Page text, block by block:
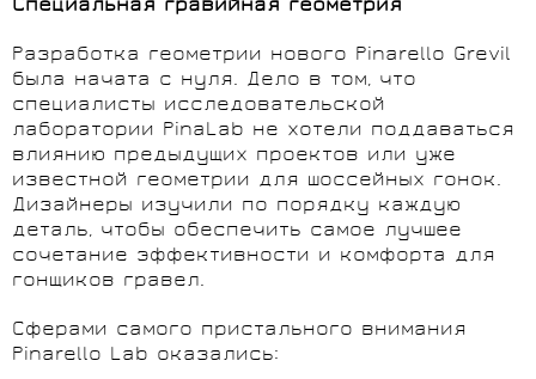
Специальная гравийная геометрия
Разработка геометрии нового Pinarello Grevil
была начата с нуля. Дело в том, что
специалисты исследовательской
лаборатории PinaLab не хотели поддаваться
влиянию предыдущих проектов или уже
известной геометрии для шоссейных гонок.
Дизайнеры изучили по порядку каждую
деталь, чтобы обеспечить самое лучшее
сочетание эффективности и комфорта для
гонщиков гравел.
Сферами самого пристального внимания
Pinarello Lab оказались: